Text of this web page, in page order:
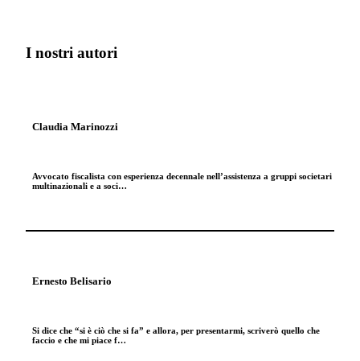
I nostri autori
Claudia Marinozzi
Avvocato fiscalista con esperienza decennale nell’assistenza a gruppi societari
multinazionali e a soci…
Ernesto Belisario
Si dice che “si è ciò che si fa” e allora, per presentarmi, scriverò quello che
faccio e che mi piace f…